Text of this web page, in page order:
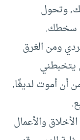
وتحول
سخطك.
ومن الغرق
يتخبطني
أن أموت لديغًا,
والأعمال